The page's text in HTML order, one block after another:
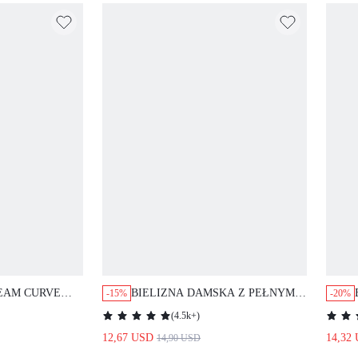
CURVE
FULL
BRA W
-15% BIELIZNA DAMSKA Z PEŁNYM
POKRYCIEM, PODTRZYMUJĄCA
FISZBINAMI, SEKSOWNA, BEZ
(4.5k+
12,67 USD 14,90 USD
-20%
14,32